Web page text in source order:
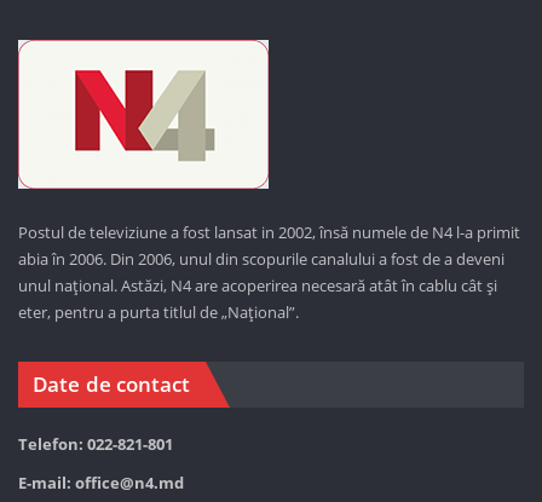
Postul de televiziune a fost lansat in 2002, însă numele de N4 l-a primit
abia în 2006. Din 2006, unul din scopurile canalului a fost de a deveni
unul național. Astăzi, N4 are acoperirea necesară atât în cablu cât și
eter, pentru a purta titlul de „Național”.
Date de contact
Telefon: 022-821-801
E-mail: office@n4.md